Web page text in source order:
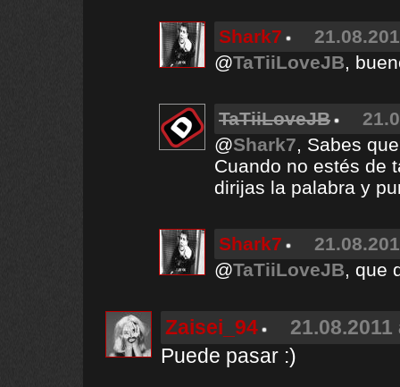
Shark7
@TaTiiLoveJB,
TaTiiLoveJB
@Shark7, Sabes
Cuando no estés de
dirijas la palabra y
Shark7
@TaTiiLoveJB, que
Zaisei_94
Puede pasar :)